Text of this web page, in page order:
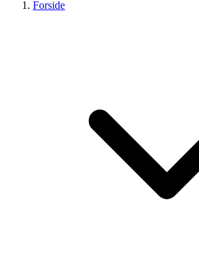
Forside